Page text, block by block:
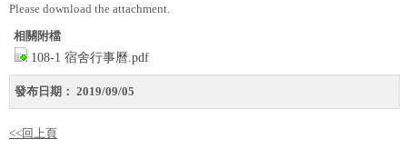
Please download the attachment.
相關附檔
108-1 宿舍行事曆.pdf
發布日期： 2019/09/05
<<回上頁